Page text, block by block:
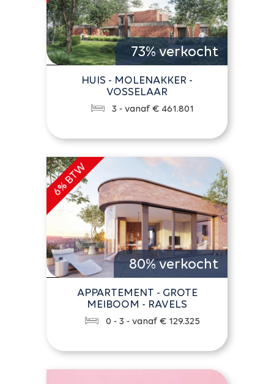
73% verkocht
HUIS - MOLENAKKER -
VOSSELAAR
3 - vanaf € 461.801
80% verkocht
APPARTEMENT - GROTE
MEIBOOM - RAVELS
0 - 3 - vanaf € 129.325